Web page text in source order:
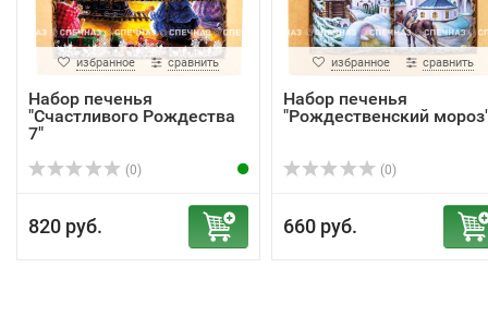
избранное сравнить
Набор печенья
"Счастливого Рождества
7"
(0)
820 руб.
избранное сравнить
Набор печенья
"Рождественский
(0)
660 руб.